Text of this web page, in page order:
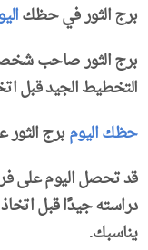
برج الثور في حظك
برج الثور صاحب
التخطيط الجيد قبل
حظك اليومبرج الثور
قد تحصل اليوم على
دراسته جيدًا قبل
يناسبك.